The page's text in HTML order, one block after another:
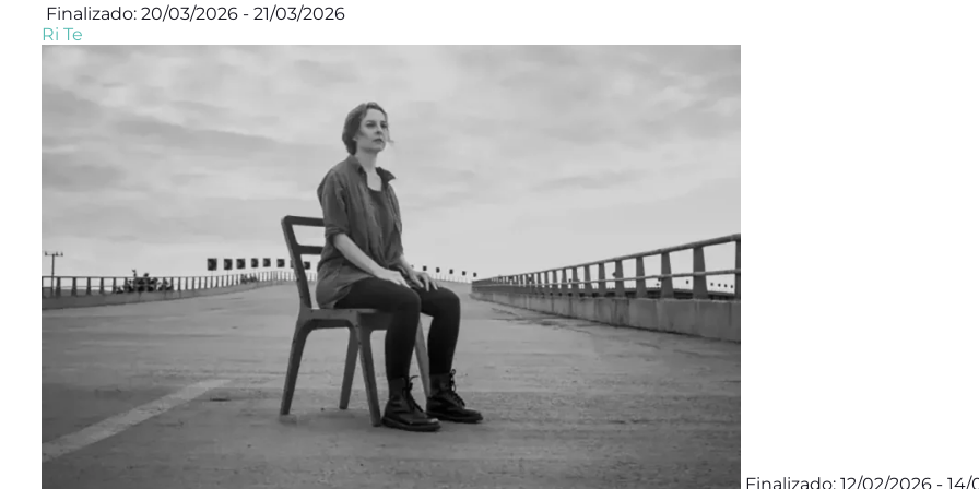
Finalizado: 20/03/2026 - 21/03/2026
Ri Te
Finalizado: 12/02/2026 -